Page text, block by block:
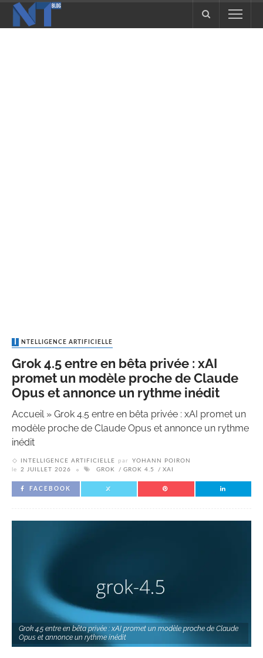
INTELLIGENCE ARTIFICIELLE
Grok 4.5 entre en bêta privée : xAI
promet un modèle proche de Claude
Opus et annonce un rythme inédit
Accueil» Grok 4.5 entre en bêta privée : xAI promet un
modèle proche de Claude Opus et annonce un rythme
inédit
INTELLIGENCE ARTIFICIELLE par
YOHANN POIRON
le
2 JUILLET 2026 GROK GROK 4.5 XAI
FACEBOOK
Grok 4.5 entre en bêta privée : xAI promet un modèle proche de Claude
Opus et annonce un rythme inédit